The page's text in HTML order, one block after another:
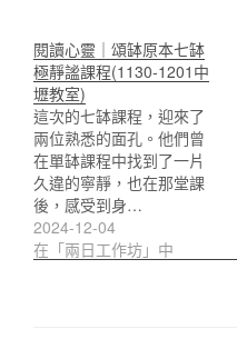
閱讀心靈｜頌缽原本七缽
極靜謐課程(1130-1201中
壢教室)
這次的七缽課程，迎來了
兩位熟悉的面孔。他們曾
在單缽課程中找到了一片
久違的寧靜，也在那堂課
後，感受到身…
2024-12-04
在「兩日工作坊」中